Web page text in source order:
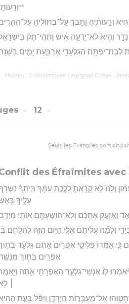
וְרֵ֣עוֹתֶ֔יהָ וַתֵּ֥בְךְּ עַל־בְּתוּלֶ֖יהָ
וְהִיא֙ לֹא־יָדְעָ֣ה אִ֔ישׁ וַתְּהִי־חֹ֖ק
לְבַת־יִפְתָּ֖ח הַגִּלְעָדִ֑י אַרְבַּ֥עַת יָמִ֖ים
Hébreu : © Westminster Leningrad Codex -
12
Seuls les Évangiles sont
des Éfraïmites avec
וְלָ֙נוּ֙ לֹ֤א קָרָ֙אתָ֙ לָלֶ֣כֶת עִמָּ֔ךְ בֵּיתְךָ֕
עָלֶ֖יךָ
וָאֶזְעַ֣ק אֶתְכֶ֔ם וְלֹֽא־הוֹשַׁעְתֶּ֥ם אוֹתִ֖י
וְלָמָ֞ה עֲלִיתֶ֥ם אֵלַ֛י הַיּ֥וֹם הַזֶּ֖ה לְהִלָּ֥חֶם
כִּ֤י אָמְרוּ֙ פְּלִיטֵ֤י אֶפְרַ֙יִם֙ אַתֶּ֔ם גִּלְעָ֕ד
אֶפְרַ֖יִם בְּת֥וֹךְ
ל֧וֹ אַנְשֵֽׁי־גִלְעָ֛ד הַֽאֶפְרָתִ֥י אַ֖תָּה
׀
אֶל־מַעְבְּר֣וֹת הַיַּרְדֵּ֑ן וַיִּפֹּ֞ל בָּעֵ֤ת